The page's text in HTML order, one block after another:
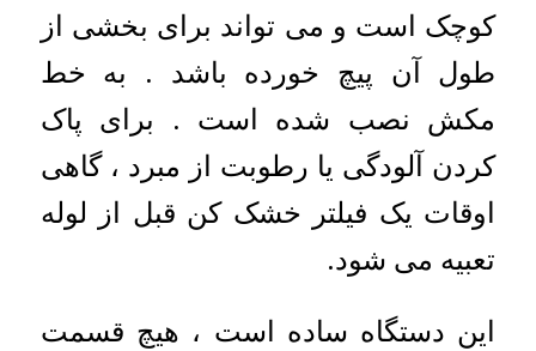
کوچک است و می تواند برای بخشی از
طول آن پیچ خورده باشد . به خط
مکش نصب شده است . برای پاک
کردن آلودگی یا رطوبت از مبرد ، گاهی
اوقات یک فیلتر خشک کن قبل از لوله
تعبیه می شود.
این دستگاه ساده است ، هیچ قسمت